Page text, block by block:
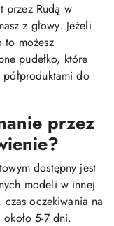
przez Rudą w
z głowy. Jeżeli
to możesz
pudełko, które
do
przez
dostępny jest
modeli w innej
oczekiwania na
5-7 dni.